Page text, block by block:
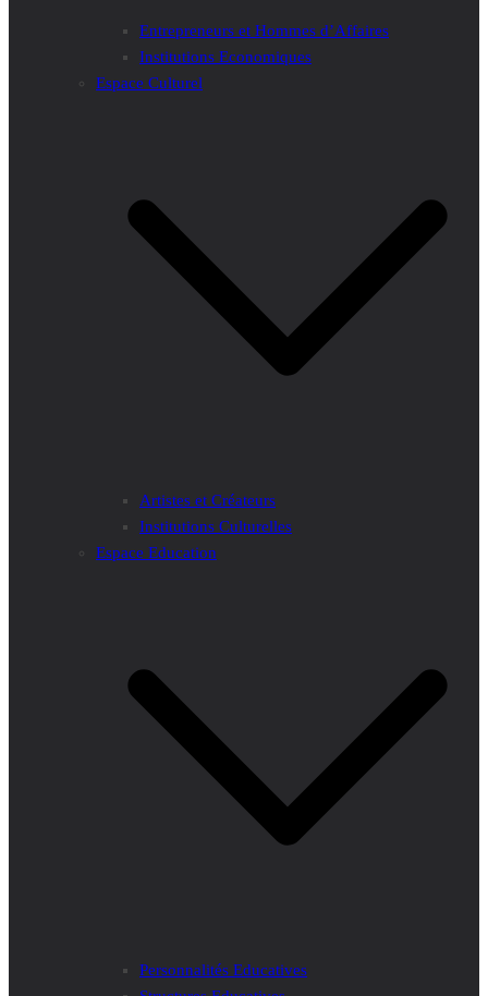
Entrepreneurs et Hommes d’Affaires
Institutions Economiques
Espace Culturel
Artistes et Créateurs
Institutions Culturelles
Espace Education
Personnalités Educatives